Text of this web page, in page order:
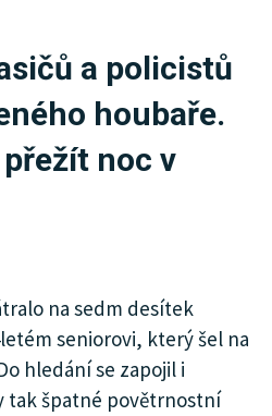
a policistů
houbaře.
noc v
na sedm desítek
seniorovi, který šel na
hledání se zapojil i
tak špatné povětrnostní